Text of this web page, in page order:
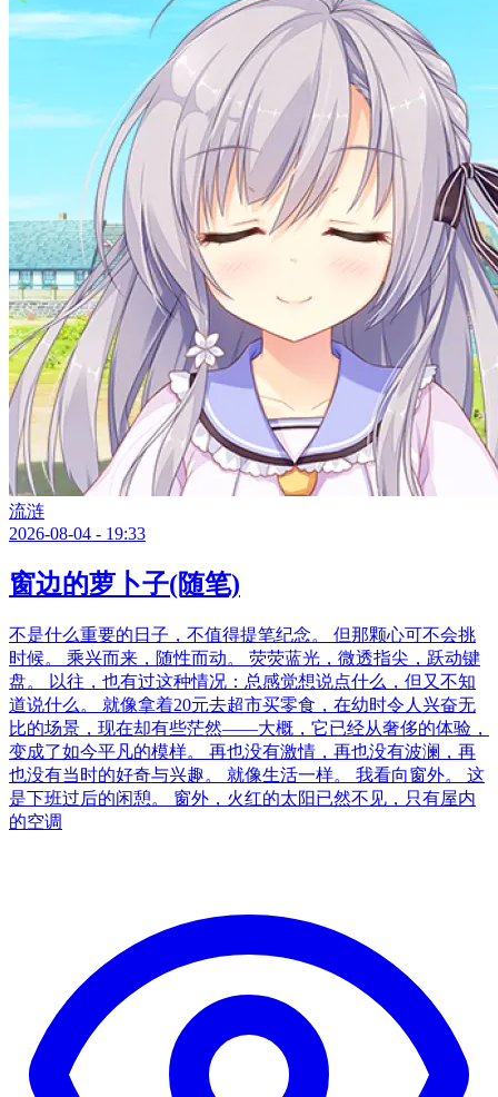
流涟
2026-08-04 - 19:33
窗边的萝卜子(随笔)
不是什么重要的日子，不值得提笔纪念。 但那颗心可不会挑
时候。 乘兴而来，随性而动。 荧荧蓝光，微透指尖，跃动键
盘。 以往，也有过这种情况：总感觉想说点什么，但又不知
道说什么。 就像拿着20元去超市买零食，在幼时令人兴奋无
比的场景，现在却有些茫然——大概，它已经从奢侈的体验，
变成了如今平凡的模样。 再也没有激情，再也没有波澜，再
也没有当时的好奇与兴趣。 就像生活一样。 我看向窗外。 这
是下班过后的闲憩。 窗外，火红的太阳已然不见，只有屋内
的空调